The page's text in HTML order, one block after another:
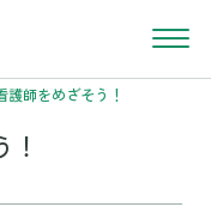
護師をめざそう！